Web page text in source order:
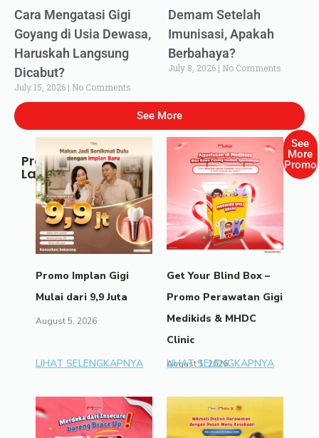
Cara Mengatasi Gigi
Goyang di Usia Dewasa,
Haruskah Langsung
Dicabut?
July 15, 2026 No Comments
Demam Setelah
Imunisasi, Apakah
Berbahaya?
July 8, 2026 No Comments
See More
Promo
Lainnya
Promo Implan Gigi
Mulai dari 9,9 Juta
August 5, 2026
LIHAT SELENGKAPNYA
Get Your Blind Box –
Promo Perawatan Gigi
Medikids & MHDC
Clinic
August 1, 2026
LIHAT SELENGKAPNYA
See
More
Promo